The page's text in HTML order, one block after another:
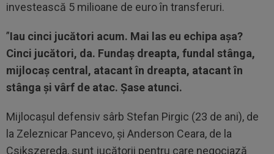
investească 5 milioane de euro în transferuri.
”Iau cinci jucători acum. Mai las eu echipa așa?
Cinci jucători, da. Fundaș dreapta, fundal stânga,
mijlocaș central, atacant în dreapta, atacant în
stânga și vârf de atac. Șase atunci.
Mijlocașul defensiv sârb Stefan Pirgic (23 de ani), de
la Zeleznicar Pancevo, și Anderson Ceara, de la
Csikszereda, sunt jucătorii pentru care negociază